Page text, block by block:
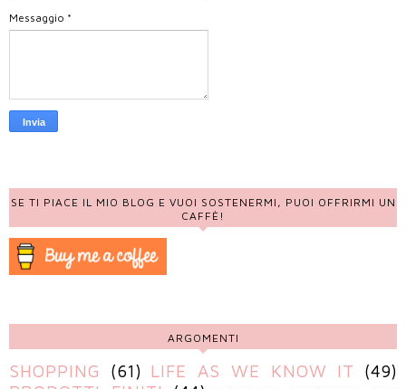
Messaggio *
SE TI PIACE IL MIO BLOG E VUOI SOSTENERMI, PUOI OFFRIRMI UN
CAFFÈ!
ARGOMENTI
SHOPPING (61) LIFE AS WE KNOW IT
(49)